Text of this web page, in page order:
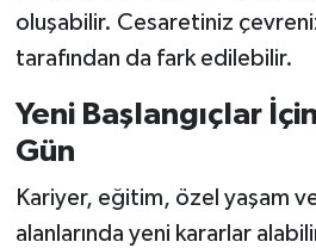
oluşabilir. Cesaretiniz
tarafından da fark edilebilir.
Yeni Başlangıçlar
Gün
Kariyer, eğitim, özel yaşam
alanlarında yeni kararlar